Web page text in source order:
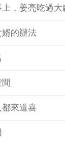
，姜亮吃過大
的辦法
來道喜